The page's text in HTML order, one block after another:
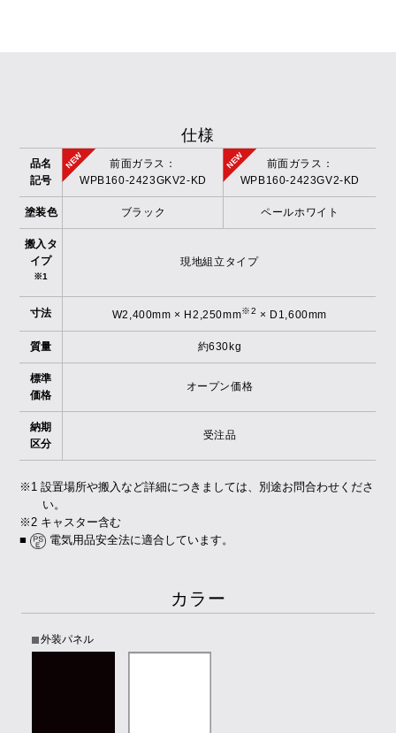
仕様
品名
記号
前面ガラス：
WPB160-2423GKV2-KD
前面ガラス：
WPB160-2423GV2-KD
塗装色 ブラック ペールホワイト
搬入タ
イプ
※1
現地組立タイプ
寸法 W2,400mm × H2,250mm※2 × D1,600mm
質量 約630kg
標準
価格
オープン価格
納期
区分
受注品
※1 設置場所や搬入など詳細につきましては、別途お問合わせくださ
い。
※2 キャスター含む
■
電気用品安全法に適合しています。
カラー
外装パネル